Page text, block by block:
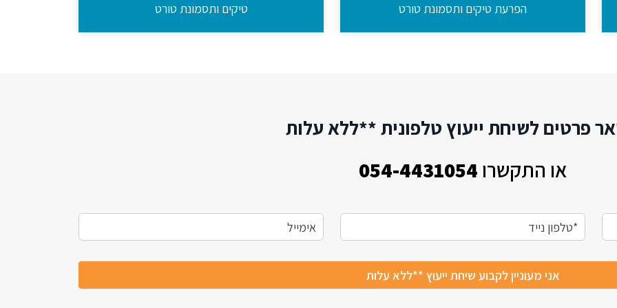
הפרעת טיקים ותסמונת טורט טיקים ותסמונת טורט
פרטים לשיחת ייעוץ טלפונית **ללא עלות
או התקשרו 054-4431054